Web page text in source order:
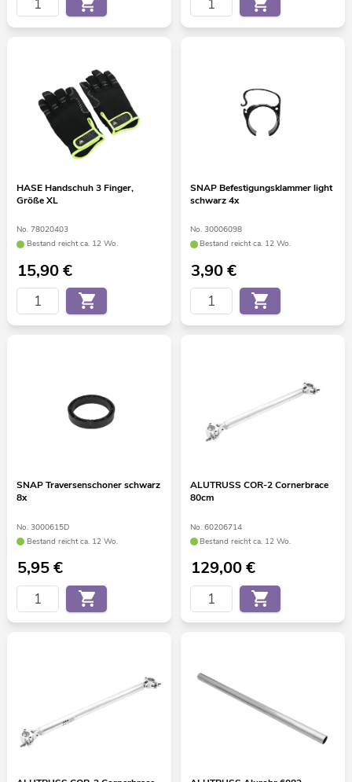
HASE Handschuh 3 Finger,
Größe XL
No. 78020403
Bestand reicht ca. 12 Wo.
15,90€
SNAP Befestigungsklammer light
schwarz 4x
No. 30006098
Bestand reicht ca. 12 Wo.
3,90€
SNAP Traversenschoner schwarz
8x
No. 3000615D
Bestand reicht ca. 12 Wo.
5,95€
ALUTRUSS COR-2 Cornerbrace
80cm
No. 60206714
Bestand reicht ca. 12 Wo.
129,00€